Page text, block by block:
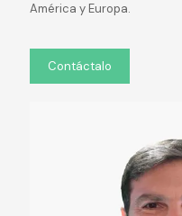
América y Europa.
Contáctalo